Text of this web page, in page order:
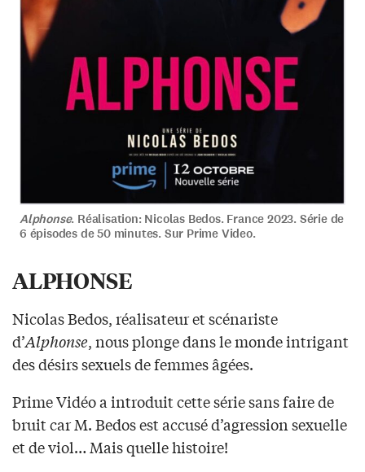
Alphonse. Réalisation: Nicolas Bedos. France 2023. Série de
6 épisodes de 50 minutes. Sur Prime Video.
ALPHONSE
Nicolas Bedos, réalisateur et scénariste
d’Alphonse, nous plonge dans le monde intrigant
des désirs sexuels de femmes âgées.
Prime Vidéo a introduit cette série sans faire de
bruit car M. Bedos est accusé d’agression sexuelle
et de viol… Mais quelle histoire!